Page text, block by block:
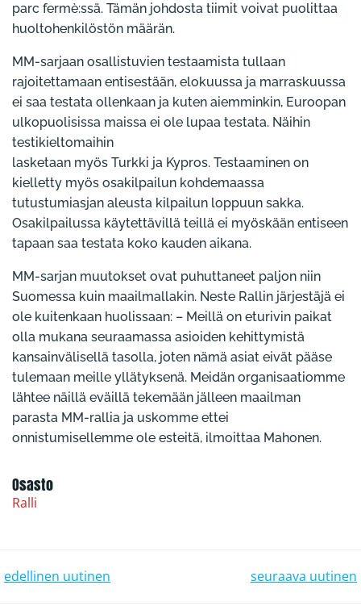
parc fermè:ssä. Tämän johdosta tiimit voivat puolittaa
huoltohenkilöstön määrän.
MM-sarjaan osallistuvien testaamista tullaan
rajoitettamaan entisestään, elokuussa ja marraskuussa
ei saa testata ollenkaan ja kuten aiemminkin, Euroopan
ulkopuolisissa maissa ei ole lupaa testata. Näihin
testikieltomaihin
lasketaan myös Turkki ja Kypros. Testaaminen on
kielletty myös osakilpailun kohdemaassa
tutustumiasjan aleusta kilpailun loppuun sakka.
Osakilpailussa käytettävillä teillä ei myöskään entiseen
tapaan saa testata koko kauden aikana.
MM-sarjan muutokset ovat puhuttaneet paljon niin
Suomessa kuin maailmallakin. Neste Rallin järjestäjä ei
ole kuitenkaan huolissaan: – Meillä on eturivin paikat
olla mukana seuraamassa asioiden kehittymistä
kansainvälisellä tasolla, joten nämä asiat eivät pääse
tulemaan meille yllätyksenä. Meidän organisaatiomme
lähtee näillä eväillä tekemään jälleen maailman
parasta MM-rallia ja uskomme ettei
onnistumisellemme ole esteitä, ilmoittaa Mahonen.
Osasto
Ralli
edellinen uutinen seuraava uutinen